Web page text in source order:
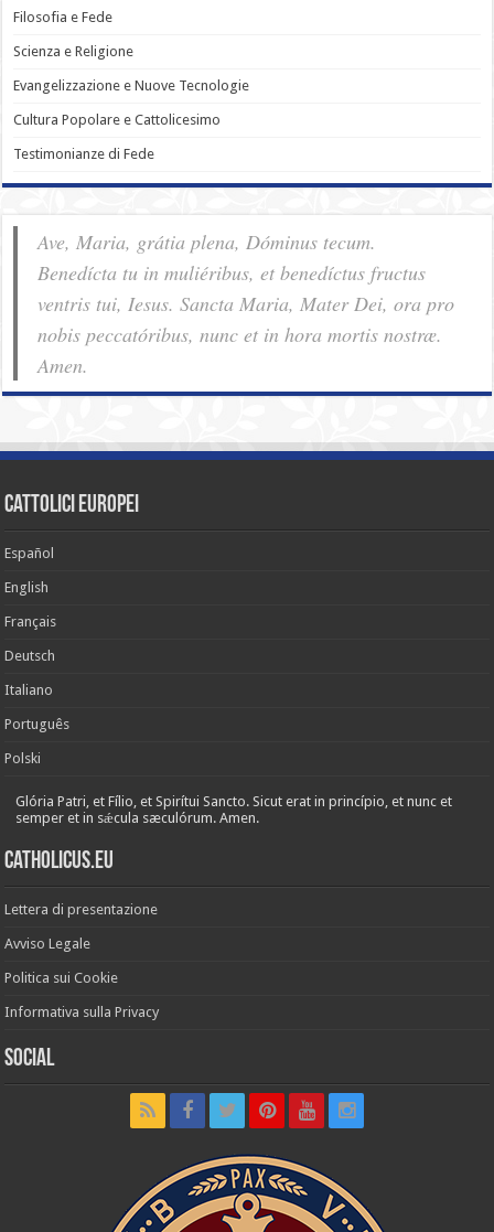
Filosofia e Fede
Scienza e Religione
Evangelizzazione e Nuove Tecnologie
Cultura Popolare e Cattolicesimo
Testimonianze di Fede
Ave, Maria, grátia plena, Dóminus tecum.
Benedícta tu in muliéribus, et benedíctus fructus
ventris tui, Iesus. Sancta Maria, Mater Dei, ora pro
nobis pec­ca­tóribus, nunc et in hora mortis nostræ.
Amen.
cattolici europei
Español
English
Français
Deutsch
Italiano
Português
Polski
Glória Patri, et Fílio, et Spirítui Sancto. Sicut erat in princípio, et nunc et
semper et in sǽcula sæculórum. Amen.
Catholicus.eu
Lettera di presentazione
Avviso Legale
Politica sui Cookie
Informativa sulla Privacy
Social